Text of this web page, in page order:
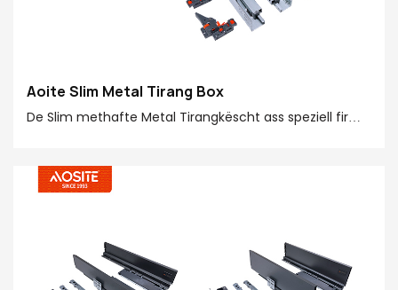
Aoite Slim Metal Tirang Box
De Slim methafte Metal Tirangkëscht ass speziell fir
Erfolleg gëeegent fir verschidde Stockel gëlt an
einfach dout et nach méi effizient an Äre Heem méi